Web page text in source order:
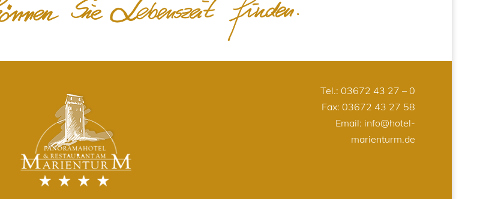
Tel.: 03672 43 27 – 0
Fax: 03672 43 27 58
Email: info@hotel-
marienturm.de